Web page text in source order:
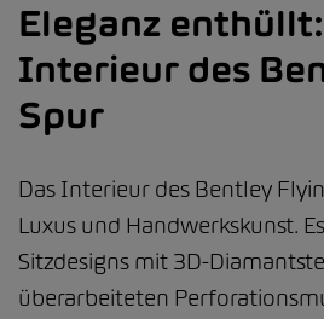
Eleganz
Interieur des
Spur
Das Interieur des Bentley
Luxus und Handwerkskunst.
Sitzdesigns mit 3D-
überarbeiteten